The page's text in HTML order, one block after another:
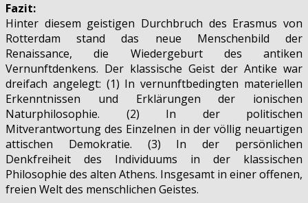
Fazit:
Hinter diesem geistigen Durchbruch des Erasmus von
Rotterdam stand das neue Menschenbild der
Renaissance, die Wiedergeburt des antiken
Vernunftdenkens. Der klassische Geist der Antike war
dreifach angelegt: (1) In vernunftbedingten materiellen
Erkenntnissen und Erklärungen der ionischen
Naturphilosophie. (2) In der politischen
Mitverantwortung des Einzelnen in der völlig neuartigen
attischen Demokratie. (3) In der persönlichen
Denkfreiheit des Individuums in der klassischen
Philosophie des alten Athens. Insgesamt in einer offenen,
freien Welt des menschlichen Geistes.